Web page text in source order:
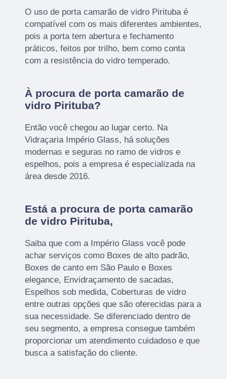
O uso de porta camarão de vidro Pirituba é
compatível com os mais diferentes ambientes,
pois a porta tem abertura e fechamento
práticos, feitos por trilho, bem como conta
com a resistência do vidro temperado.
À procura de porta camarão de
vidro Pirituba?
Então você chegou ao lugar certo. Na
Vidraçaria Império Glass, há soluções
modernas e seguras no ramo de vidros e
espelhos, pois a empresa é especializada na
área desde 2016.
Está a procura de porta camarão
de vidro Pirituba,
Saiba que com a Império Glass você pode
achar serviços como Boxes de alto padrão,
Boxes de canto em São Paulo e Boxes
elegance, Envidraçamento de sacadas,
Espelhos sob medida, Coberturas de vidro
entre outras opções que são oferecidas para a
sua necessidade. Se diferenciado dentro de
seu segmento, a empresa consegue também
proporcionar um atendimento cuidadoso e que
busca a satisfação do cliente.